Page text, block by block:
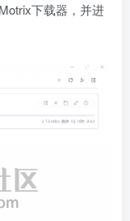
下载器，并进